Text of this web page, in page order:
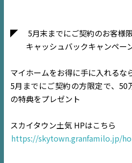
TOP
NEWS
◤ 5月末までにご契約のお客様限
キャッシュバックキャンペ
マイホームをお得に手に入れるな
5月までにご契約の方限定で、50
の特典をプレゼント
スカイタウン土気 HPはこちら
https://skytown.granfamilo.jp/